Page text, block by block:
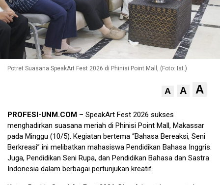
Potret Suasana SpeakArt Fest 2026 di Phinisi Point Mall, (Foto: Ist.)
A A A
PROFESI-UNM.COM – SpeakArt Fest 2026 sukses
menghadirkan suasana meriah di Phinisi Point Mall, Makassar
pada Minggu (10/5). Kegiatan bertema “Bahasa Bereaksi, Seni
Berkreasi” ini melibatkan mahasiswa Pendidikan Bahasa Inggris.
Juga, Pendidikan Seni Rupa, dan Pendidikan Bahasa dan Sastra
Indonesia dalam berbagai pertunjukan kreatif.